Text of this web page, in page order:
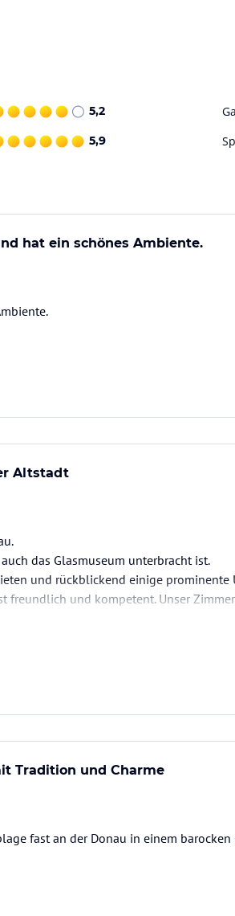
5,2
5,9
hat ein schönes Ambiente.
Altstadt
das Glasmuseum unterbracht ist.
und rückblickend einige prominente
freundlich und kompetent. Unser
gut, aber kostenlos.
Tradition und Charme
fast an der Donau in einem